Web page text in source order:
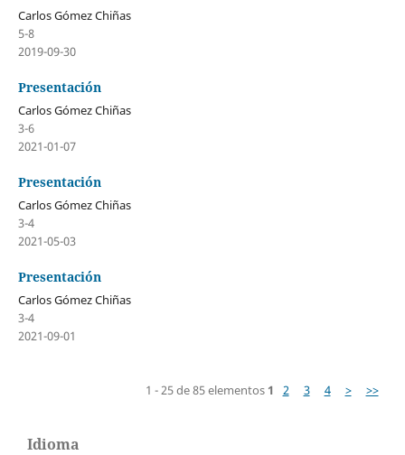
Carlos Gómez Chiñas
5-8
2019-09-30
Presentación
Carlos Gómez Chiñas
3-6
2021-01-07
Presentación
Carlos Gómez Chiñas
3-4
2021-05-03
Presentación
Carlos Gómez Chiñas
3-4
2021-09-01
1 - 25 de 85 elementos 1 2 3 4 > >>
Idioma